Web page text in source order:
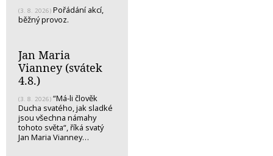
(3. 8. 2026) Pořádání akcí,
běžný provoz.
Jan Maria
Vianney (svátek
4.8.)
(3. 8. 2026) “Má-li člověk
Ducha svatého, jak sladké
jsou všechna námahy
tohoto světa“, říká svatý
Jan Maria Vianney…